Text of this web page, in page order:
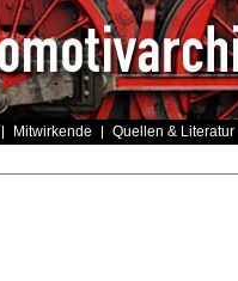
Mitwirkende Quellen & Literatur